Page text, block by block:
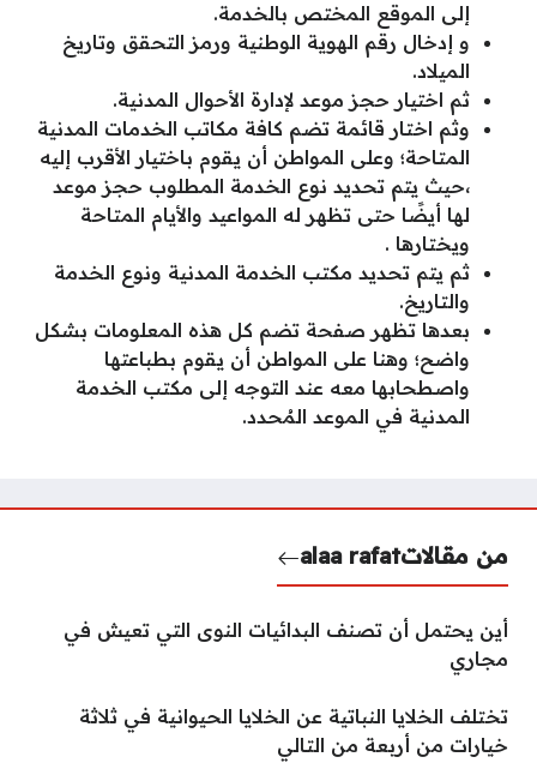
إلى الموقع المختص بالخدمة.
و إدخال رقم الهوية الوطنية ورمز التحقق وتاريخ
الميلاد.
ثم اختيار حجز موعد لإدارة الأحوال المدنية.
وثم اختار قائمة تضم كافة مكاتب الخدمات المدنية
المتاحة؛ وعلى المواطن أن يقوم باختيار الأقرب إليه
،حيث يتم تحديد نوع الخدمة المطلوب حجز موعد
لها أيضًا حتى تظهر له المواعيد والأيام المتاحة
ويختارها .
ثم يتم تحديد مكتب الخدمة المدنية ونوع الخدمة
والتاريخ.
بعدها تظهر صفحة تضم كل هذه المعلومات بشكل
واضح؛ وهنا على المواطن أن يقوم بطباعتها
واصطحابها معه عند التوجه إلى مكتب الخدمة
المدنية في الموعد المُحدد.
من مقالاتalaa rafat
أين يحتمل أن تصنف البدائيات النوى التي تعيش في
مجاري
تختلف الخلايا النباتية عن الخلايا الحيوانية في ثلاثة
خيارات من أربعة من التالي